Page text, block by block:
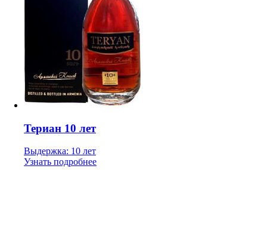
Териан 10 лет
Выдержка: 10 лет
Узнать подробнее